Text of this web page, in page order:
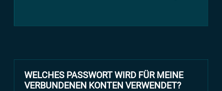
WELCHES PASSWORT WIRD FÜR MEINE
VERBUNDENEN KONTEN VERWENDET?